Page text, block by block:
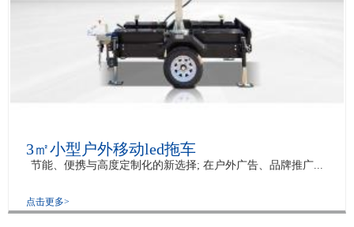
3㎡小型户外移动led拖车
节能、便携与高度定制化的新选择; 在户外广告、品牌推广...
点击更多>